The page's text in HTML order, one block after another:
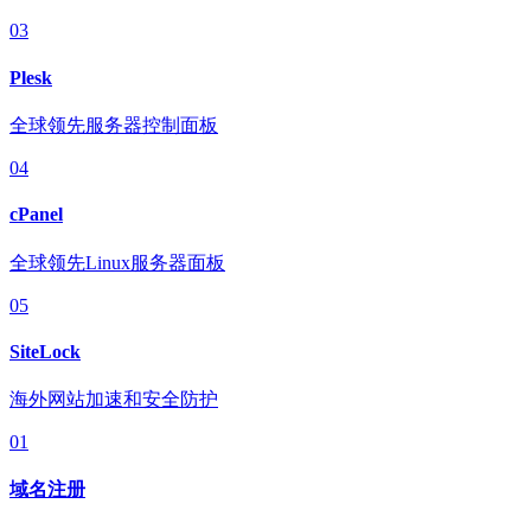
03
Plesk
全球领先服务器控制面板
04
cPanel
全球领先Linux服务器面板
05
SiteLock
海外网站加速和安全防护
01
域名注册